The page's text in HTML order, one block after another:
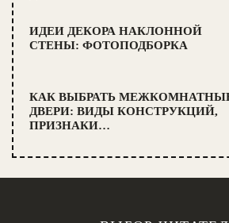
ИДЕИ ДЕКОРА НАКЛОННОЙ
СТЕНЫ: ФОТОПОДБОРКА
КАК ВЫБРАТЬ
ДВЕРИ: ВИДЫ КОНСТРУКЦИЙ,
ПРИЗНАКИ…